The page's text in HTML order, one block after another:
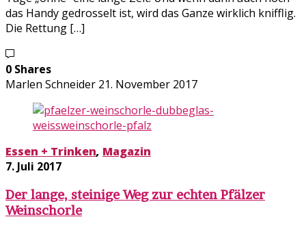
das Handy gedrosselt ist, wird das Ganze wirklich knifflig.
Die Rettung […]
0 Shares
Marlen Schneider 21. November 2017
Essen + Trinken, Magazin
7. Juli 2017
Der lange, steinige Weg zur echten Pfälzer
Weinschorle